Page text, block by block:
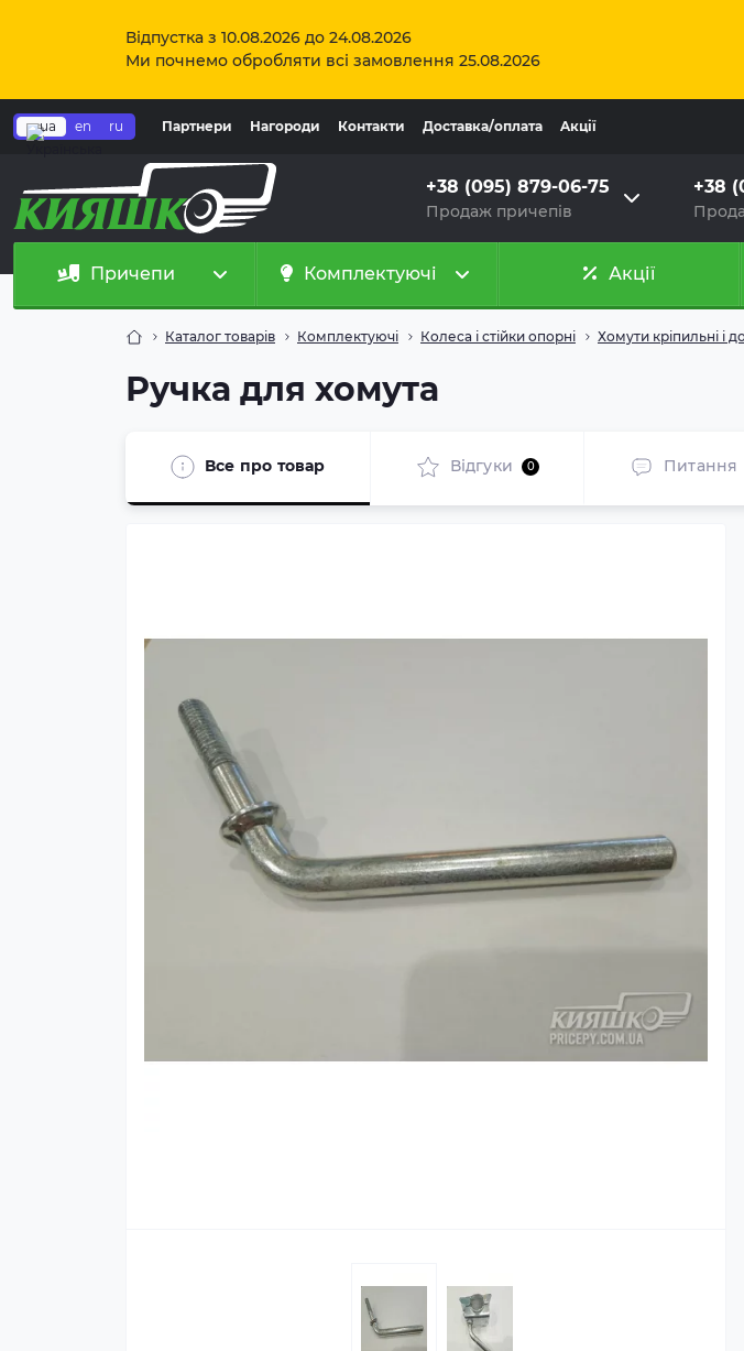
Відпустка з 10.08.2026 до 24.08.2026
Ми почнемо обробляти всі замовлення 25.08.2026
ua en ru Партнери Нагороди Контакти Доставка/оплата Aкції
+38 (095) 879-06-75
Продаж причепів
+38
Причепи Комплектуючі Акції
Каталог товарів Комплектуючі Колеса і стійки опорні Хомути кріпильні і
Ручка для хомута
Все про товар Відгуки 0 Питання